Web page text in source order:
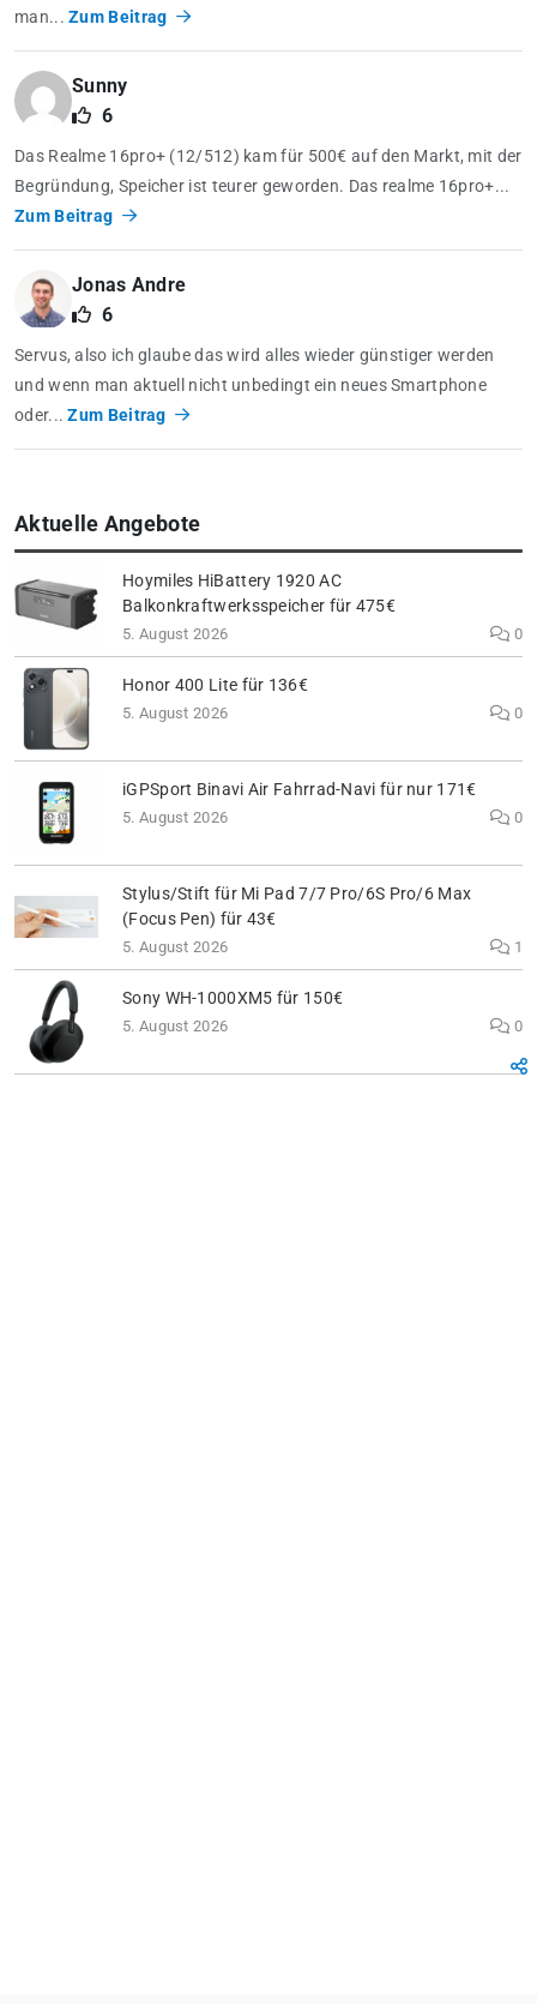
man...Zum Beitrag
Sunny
6
Das Realme 16pro+ (12/512) kam für 500€ auf den Markt, mit der
Begründung, Speicher ist teurer geworden. Das realme 16pro+...
Zum Beitrag
Jonas Andre
6
Servus, also ich glaube das wird alles wieder günstiger werden
und wenn man aktuell nicht unbedingt ein neues Smartphone
oder...Zum Beitrag
Aktuelle Angebote
Hoymiles HiBattery 1920 AC
Balkonkraftwerksspeicher für 475€
5. August 2026 0
Honor 400 Lite für 136€
5. August 2026 0
iGPSport Binavi Air Fahrrad-Navi für nur 171€
5. August 2026 0
Stylus/Stift für Mi Pad 7/7 Pro/6S Pro/6 Max
(Focus Pen) für 43€
5. August 2026 1
Sony WH-1000XM5 für 150€
5. August 2026 0